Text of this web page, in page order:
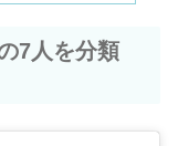
7人を分類